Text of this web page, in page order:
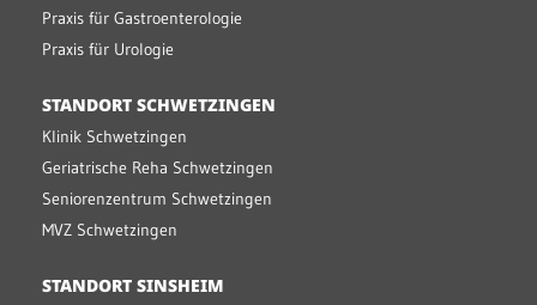
Praxis für Gastroenterologie
Praxis für Urologie
STANDORT SCHWETZINGEN
Klinik Schwetzingen
Geriatrische Reha Schwetzingen
Seniorenzentrum Schwetzingen
MVZ Schwetzingen
STANDORT SINSHEIM